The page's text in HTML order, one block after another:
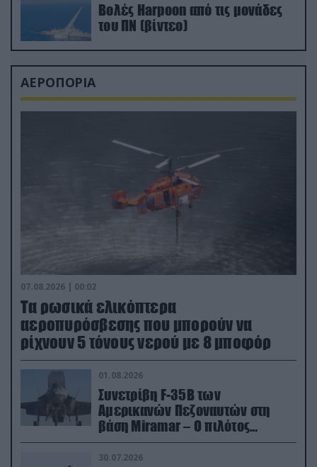
Βολές Harpoon από τις μονάδες
του ΠΝ (βίντεο)
ΑΕΡΟΠΟΡΙΑ
07.08.2026 | 00:02
Τα ρωσικά ελικόπτερα
αεροπυρόσβεσης που μπορούν να
ρίχνουν 5 τόνους νερού με 8 μποφόρ
01.08.2026
Συνετρίβη F-35B των
Αμερικανών Πεζοναυτών στη
βάση Miramar – Ο πιλότος
εκτινάχθηκε εγκαίρως
30.07.2026